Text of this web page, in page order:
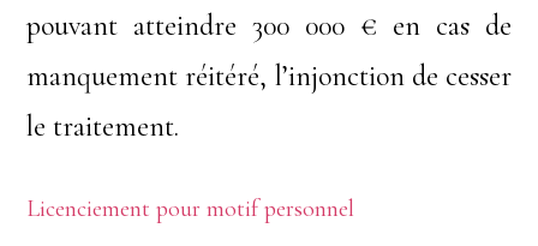
pouvant atteindre 300 000 € en cas de
manquement réitéré, l’injonction de cesser
le traitement.
Licenciement pour motif personnel